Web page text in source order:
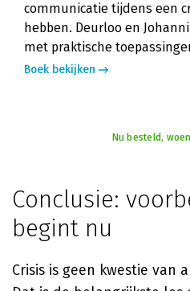
communicatie tijdens een
hebben. Deurloo en
met praktische
Boek bekijken
Nu besteld,
Conclusie:
begint nu
Crisis is geen kwestie van